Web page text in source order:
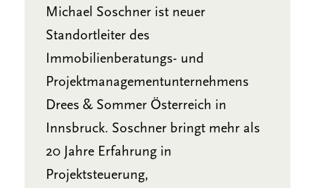
Michael Soschner ist neuer
Standortleiter des
Immobilienberatungs- und
Projektmanagementunternehmens
Drees & Sommer Österreich in
Innsbruck. Soschner bringt mehr als
20 Jahre Erfahrung in
Projektsteuerung,